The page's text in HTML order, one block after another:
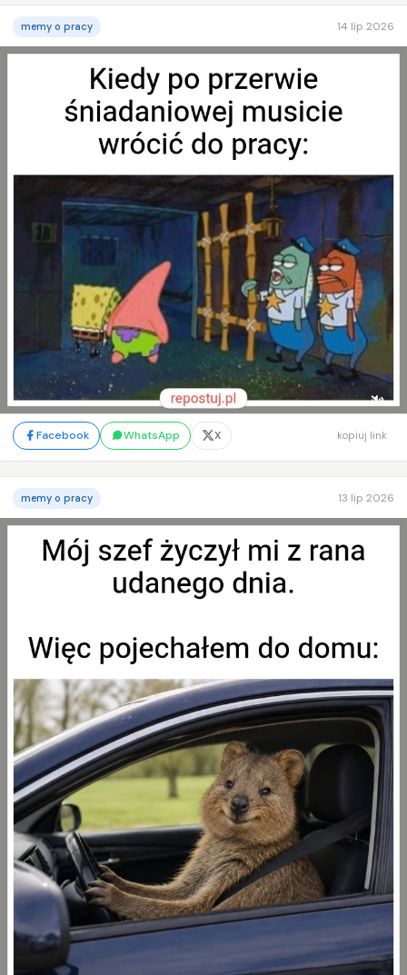
memy o pracy 14 lip 2026
Facebook WhatsApp X kopiuj link
memy o pracy 13 lip 2026